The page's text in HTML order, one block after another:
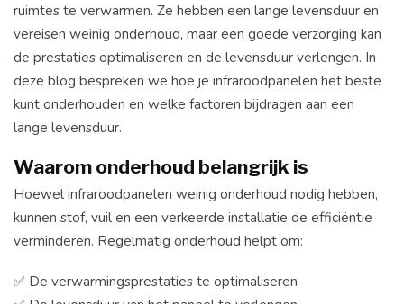
ruimtes te verwarmen. Ze hebben een lange levensduur en
vereisen weinig onderhoud, maar een goede verzorging kan
de prestaties optimaliseren en de levensduur verlengen. In
deze blog bespreken we hoe je infraroodpanelen het beste
kunt onderhouden en welke factoren bijdragen aan een
lange levensduur.
Waarom onderhoud belangrijk is
Hoewel infraroodpanelen weinig onderhoud nodig hebben,
kunnen stof, vuil en een verkeerde installatie de efficiëntie
verminderen. Regelmatig onderhoud helpt om:
✅ De verwarmingsprestaties te optimaliseren